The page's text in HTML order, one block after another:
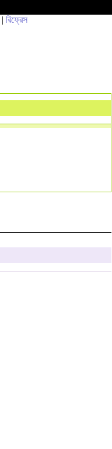
| রিফ্রেস